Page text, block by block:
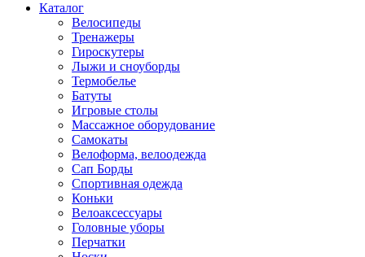
Каталог
Велосипеды
Тренажеры
Гироскутеры
Лыжи и сноуборды
Термобелье
Батуты
Игровые столы
Массажное оборудование
Самокаты
Велоформа, велоодежда
Сап Борды
Спортивная одежда
Коньки
Велоаксессуары
Головные уборы
Перчатки